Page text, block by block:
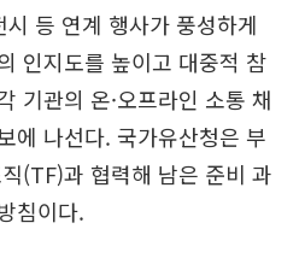
시 등 연계 행사가 풍성하게
인지도를 높이고 대중적 참
기관의 온·오프라인 소통 채
에 나선다. 국가유산청은 부
(TF)과 협력해 남은 준비 과
침이다.